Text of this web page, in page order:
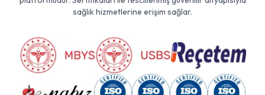
sağlık hizmetlerine erişim sağlar.